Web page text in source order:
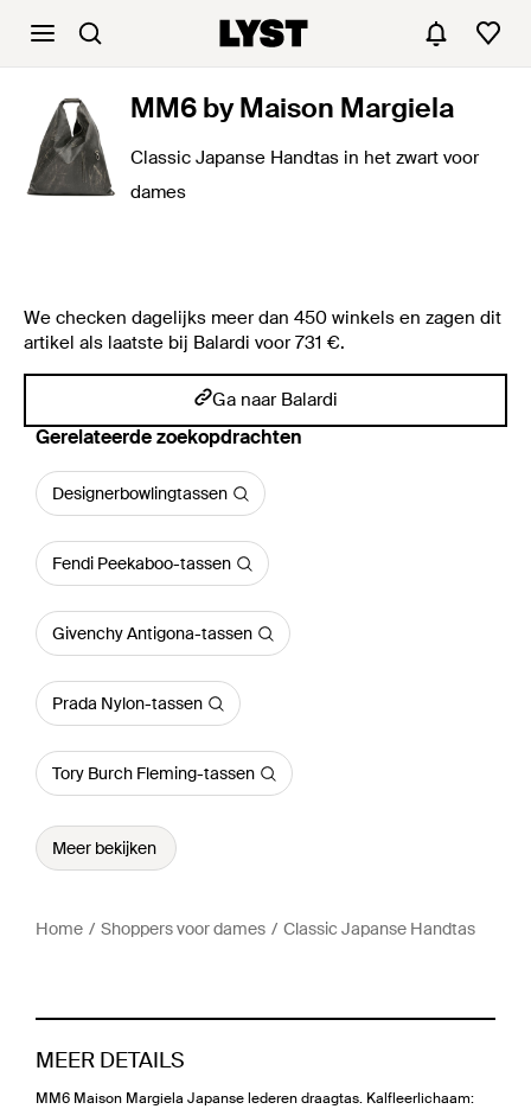
MM6 by Maison Margiela
Classic Japanse Handtas in het zwart voor
dames
We checken dagelijks meer dan 450 winkels en zagen dit
artikel als laatste bij Balardi voor 731 €.
Ga naar Balardi
Gerelateerde zoekopdrachten
Designerbowlingtassen
Fendi Peekaboo-tassen
Givenchy Antigona-tassen
Prada Nylon-tassen
Tory Burch Fleming-tassen
Meer bekijken
Home Shoppers voor dames Classic Japanse Handtas
MEER DETAILS
MM6 Maison Margiela Japanse lederen draagtas. Kalfleerlichaam: